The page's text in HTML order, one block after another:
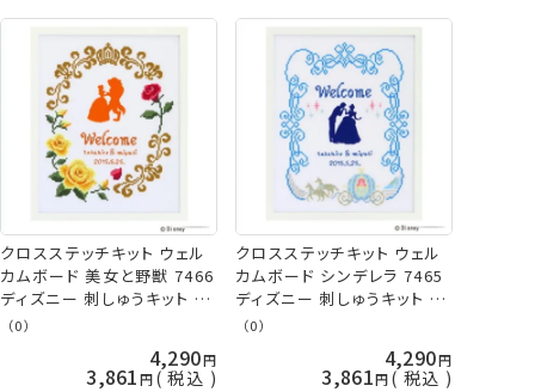
クロスステッチキット ウェル
カムボード 美女と野獣 7466
ディズニー 刺しゅうキット ネ
コポス可 オリムパス 手芸の
（0）
4,290
3,861 税込
クロスステッチキット ウェル
カムボード シンデレラ 7465
ディズニー 刺しゅうキット ネ
コポス可 オリムパス 手芸の
（0）
4,290
3,861 税込